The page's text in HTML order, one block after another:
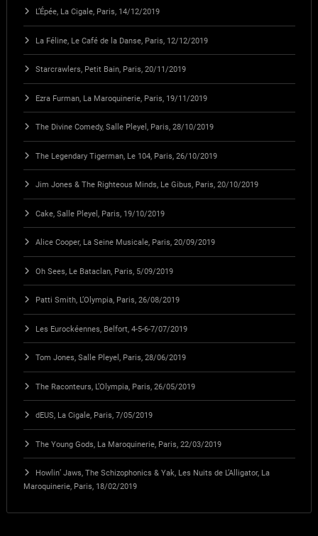
L’Épée, La Cigale, Paris, 14/12/2019
La Féline, Le Café de la Danse, Paris, 12/12/2019
Starcrawlers, Petit Bain, Paris, 20/11/2019
Ezra Furman, La Maroquinerie, Paris, 19/11/2019
The Divine Comedy, Salle Pleyel, Paris, 28/10/2019
The Legendary Tigerman, Le 104, Paris, 26/10/2019
Jim Jones & The Righteous Minds, Le Gibus, Paris, 20/10/2019
Cake, Salle Pleyel, Paris, 19/10/2019
Alice Cooper, La Seine Musicale, Paris, 20/09/2019
Oh Sees, Le Bataclan, Paris, 5/09/2019
Patti Smith, L’Olympia, Paris, 26/08/2019
Les Eurockéennes, Belfort, 4-5-6-7/07/2019
Tom Jones, Salle Pleyel, Paris, 28/06/2019
The Raconteurs, L’Olympia, Paris, 26/05/2019
dEUS, La Cigale, Paris, 7/05/2019
The Young Gods, La Maroquinerie, Paris, 22/03/2019
Howlin’ Jaws, The Schizophonics & Yak, Les Nuits de L’Alligator, La
Maroquinerie, Paris, 18/02/2019